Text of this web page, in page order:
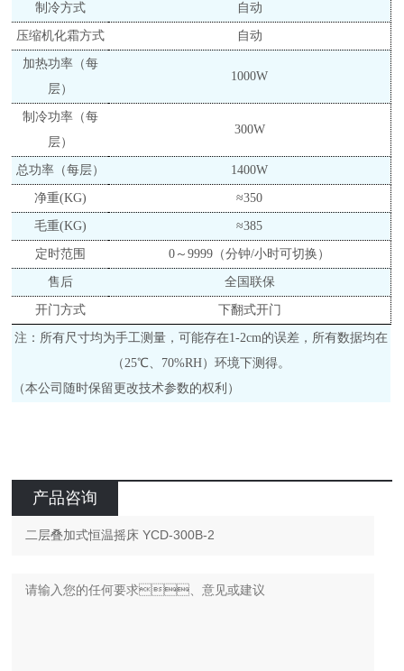
制冷方式 自动
压缩机化霜方式 自动
加热功率（每
层）
1000W
制冷功率（每
层）
300W
总功率（每层） 1400W
净重(KG) ≈350
毛重(KG) ≈385
定时范围 0～9999 （分钟/小时可切换 ）
售后 全国联保
开门方式 下翻式开门
注：所有尺寸均为手工测量，可能存在1-2cm的误差，所有数据均在
（25℃、70%RH）环境下测得。
（本公司随时保留更改技术参数的权利）
产品咨询